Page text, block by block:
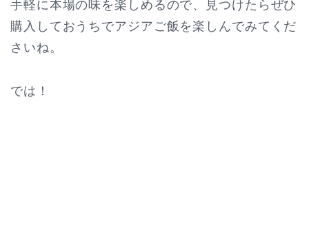
手軽に本場の味を楽しめるので、見つけたらぜひ
購入しておうちでアジアご飯を楽しんでみてくだ
さいね。
では！